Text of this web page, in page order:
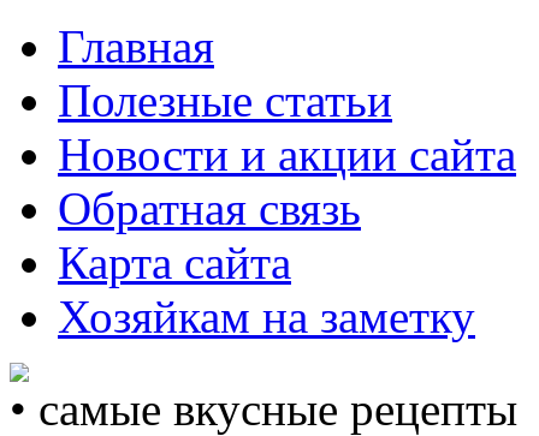
Главная
Полезные статьи
Новости и акции сайта
Обратная связь
Карта сайта
Хозяйкам на заметку
• самые вкусные рецепты